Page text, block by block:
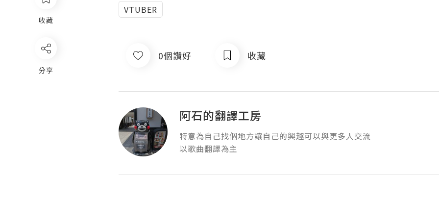
收藏
分享
VTUBER
0個讚好 收藏
阿石的翻譯工房
特意為自己找個地方讓自己的興趣可以與更多人交流
以歌曲翻譯為主